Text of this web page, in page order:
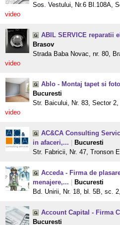
Sos. Vestului, Nr.6 Bl.108A,
video
ABIL SERVICE reparatii
Brasov
Strada Baba Novac, nr. 80,
video
Ablo - Montaj tapet si
Bucuresti
Str. Baicului, Nr. 83, Sector
video
AC&CA Consulting
in afaceri,...
Bucuresti
Str. Fabricii, Nr. 47, Tronson
Acceda - Firma de
menajere,...
Bucuresti
Bd. Unirii, Nr. 18, bl. 5B, sc.
Account Capital - Firma
Bucuresti